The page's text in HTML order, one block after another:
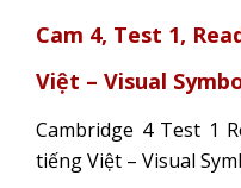
Cam 4, Test 1,
Việt – Visual
Cambridge 4 Test 1
tiếng Việt – Visual